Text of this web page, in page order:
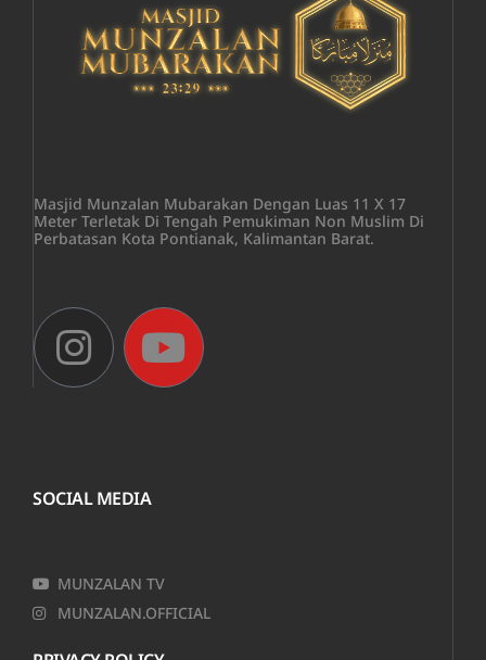
Masjid Munzalan Mubarakan Dengan Luas 11 X 17
Meter Terletak Di Tengah Pemukiman Non Muslim Di
Perbatasan Kota Pontianak, Kalimantan Barat.
SOCIAL MEDIA
MUNZALAN TV
MUNZALAN.OFFICIAL